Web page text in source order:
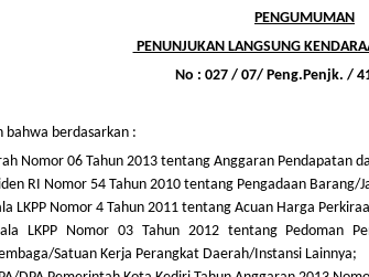
PENGUMUMAN
PENUNJUKAN LANGSUNG
No : 027 / 07/ Peng.Penjk. /
bahwa berdasarkan :
Nomor 06 Tahun 2013 tentang Anggaran Pendapatan
RI Nomor 54 Tahun 2010 tentang Pengadaan Barang/
LKPP Nomor 4 Tahun 2011 tentang Acuan Harga
LKPP Nomor 03 Tahun 2012 tentang Pedoman
Satuan Kerja Perangkat Daerah/Instansi Lainnya;